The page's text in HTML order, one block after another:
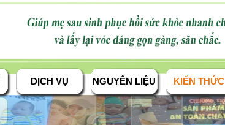
DỊCH VỤ NGUYÊN LIỆU KIẾN THỨC